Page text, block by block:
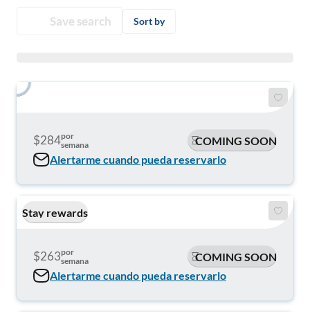
Save search Sort by
$284por
semana
COMING SOON
Alertarme cuando pueda reservarlo
Stay rewards
$263por
semana
COMING SOON
Alertarme cuando pueda reservarlo